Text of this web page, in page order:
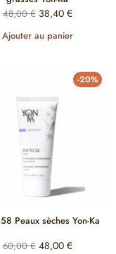
48,00€ 38,40 €
Ajouter au panier
-20%
Peaux sèches Yon-Ka
60,00€ 48,00 €